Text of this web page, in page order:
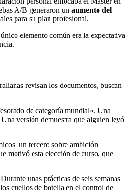
A/B generaron un aumento del
para su plan profesional.
elemento común era la expectativa
revisan los documentos, buscan
de categoría mundial». Una
versión demuestra que alguien leyó
un tercero sobre ambición
motivó esta elección de curso, que
unas prácticas de seis semanas
cuellos de botella en el control de